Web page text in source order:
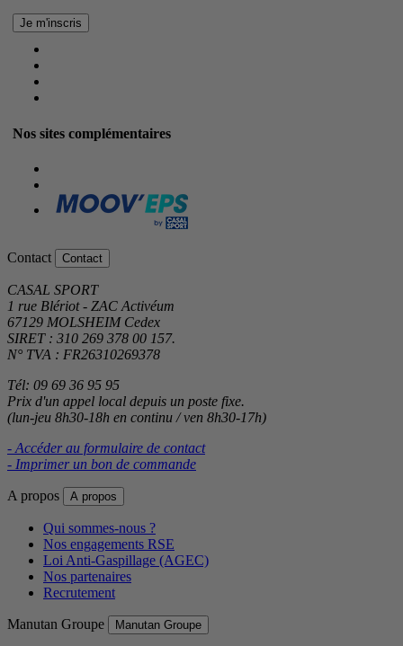
Nos sites complémentaires
Contact Contact
CASAL SPORT
1 rue Blériot - ZAC Activéum
67129 MOLSHEIM Cedex
SIRET : 310 269 378 00 157.
N° TVA : FR26310269378
Tél: 09 69 36 95 95
Prix d'un appel local depuis un poste fixe.
(lun-jeu 8h30-18h en continu / ven 8h30-17h)
- Accéder au formulaire de contact
- Imprimer un bon de commande
A propos A propos
Qui sommes-nous ?
Nos engagements RSE
Loi Anti-Gaspillage (AGEC)
Nos partenaires
Recrutement
Manutan Groupe Manutan Groupe